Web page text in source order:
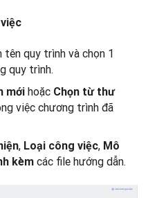
tên quy trình và chọn 1
quy trình.
mới hoặc Chọn từ thư
việc chương trình đã
, Loại công việc, Mô
kèm các file hướng dẫn.